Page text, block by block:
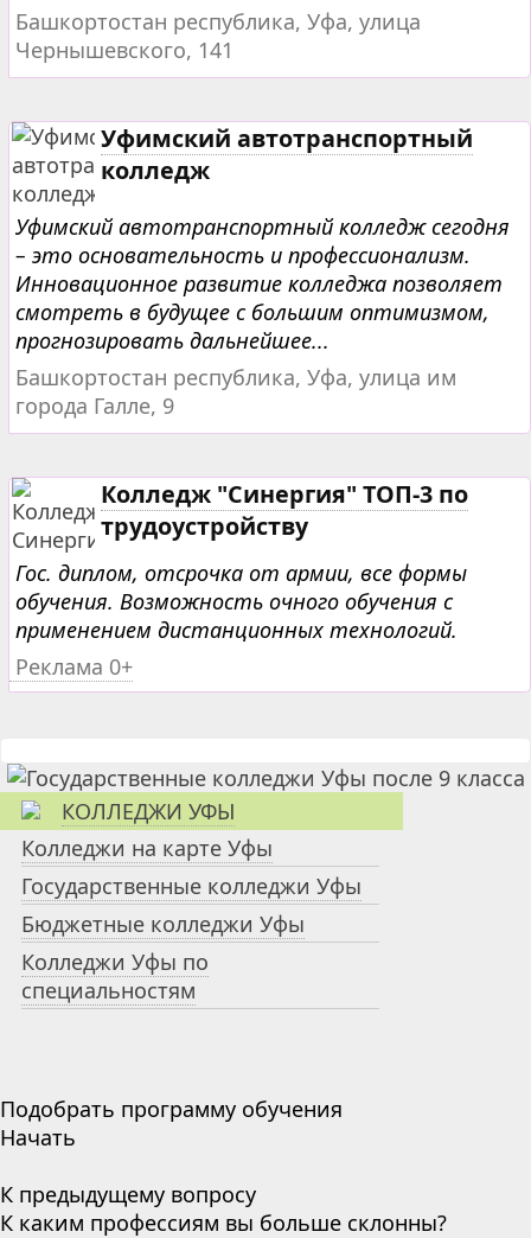
Башкортостан республика, Уфа, улица
Чернышевского, 141
Уфимский автотранспортный
колледж
Уфимский автотранспортный колледж сегодня
– это основательность и профессионализм.
Инновационное развитие колледжа позволяет
смотреть в будущее с большим оптимизмом,
прогнозировать дальнейшее...
Башкортостан республика, Уфа, улица им
города Галле, 9
Колледж "Синергия" ТОП-3 по
трудоустройству
Гос. диплом, отсрочка от армии, все формы
обучения. Возможность очного обучения с
применением дистанционных технологий.
Реклама 0+
КОЛЛЕДЖИ УФЫ
Колледжи на карте Уфы
Государственные колледжи Уфы
Бюджетные колледжи Уфы
Колледжи Уфы по
специальностям
Подобрать программу обучения
Начать
К предыдущему вопросу
К каким профессиям вы больше склонны?